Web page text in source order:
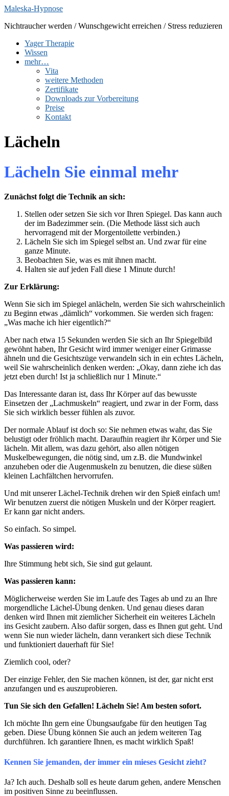
Zum
springen
Maleska-Hypnose
Nichtraucher werden / Wunschgewicht erreichen / Stress reduzieren
Yager Therapie
Wissen
mehr…
Vita
weitere Methoden
Zertifikate
Downloads zur Vorbereitung
Preise
Kontakt
Lächeln
Lächeln Sie einmal mehr
Zunächst folgt die Technik an sich:
Stellen oder setzen Sie sich vor Ihren Spiegel. Das kann auch
der im Badezimmer sein. (Die Methode lässt sich auch
hervorragend mit der Morgentoilette verbinden.)
Lächeln Sie sich im Spiegel selbst an. Und zwar für eine
ganze Minute.
Beobachten Sie, was es mit ihnen macht.
Halten sie auf jeden Fall diese 1 Minute durch!
Zur Erklärung:
Wenn Sie sich im Spiegel anlächeln, werden Sie sich wahrscheinlich
zu Beginn etwas „dämlich“ vorkommen. Sie werden sich fragen:
„Was mache ich hier eigentlich?“
Aber nach etwa 15 Sekunden werden Sie sich an Ihr Spiegelbild
gewöhnt haben, Ihr Gesicht wird immer weniger einer Grimasse
ähneln und die Gesichtszüge verwandeln sich in ein echtes Lächeln,
weil Sie wahrscheinlich denken werden: „Okay, dann ziehe ich das
jetzt eben durch! Ist ja schließlich nur 1 Minute.“
Das Interessante daran ist, dass Ihr Körper auf das bewusste
Einsetzen der „Lachmuskeln“ reagiert, und zwar in der Form, dass
Sie sich wirklich besser fühlen als zuvor.
Der normale Ablauf ist doch so: Sie nehmen etwas wahr, das Sie
belustigt oder fröhlich macht. Daraufhin reagiert ihr Körper und Sie
lächeln. Mit allem, was dazu gehört, also allen nötigen
Muskelbewegungen, die nötig sind, um z.B. die Mundwinkel
anzuheben oder die Augenmuskeln zu benutzen, die diese süßen
kleinen Lachfältchen hervorrufen.
Und mit unserer Lächel-Technik drehen wir den Spieß einfach um!
Wir benutzen zuerst die nötigen Muskeln und der Körper reagiert.
Er kann gar nicht anders.
So einfach. So simpel.
Was passieren wird:
Ihre Stimmung hebt sich, Sie sind gut gelaunt.
Was passieren kann:
Möglicherweise werden Sie im Laufe des Tages ab und zu an Ihre
morgendliche Lächel-Übung denken. Und genau dieses daran
denken wird Ihnen mit ziemlicher Sicherheit ein weiteres Lächeln
ins Gesicht zaubern. Also dafür sorgen, dass es Ihnen gut geht. Und
wenn Sie nun wieder lächeln, dann verankert sich diese Technik
und funktioniert dauerhaft für Sie!
Ziemlich cool, oder?
Der einzige Fehler, den Sie machen können, ist der, gar nicht erst
anzufangen und es auszuprobieren.
Tun Sie sich den Gefallen! Lächeln Sie! Am besten sofort.
Ich möchte Ihn gern eine Übungsaufgabe für den heutigen Tag
geben. Diese Übung können Sie auch an jedem weiteren Tag
durchführen. Ich garantiere Ihnen, es macht wirklich Spaß!
Kennen Sie jemanden, der immer ein mieses Gesicht zieht?
Ja? Ich auch. Deshalb soll es heute darum gehen, andere Menschen
im positiven Sinne zu beeinflussen.